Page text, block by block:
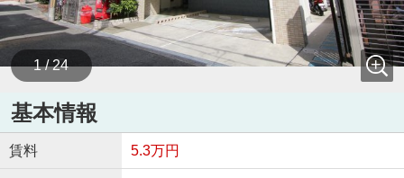
1 / 24
基本情報
賃料 5.3万円